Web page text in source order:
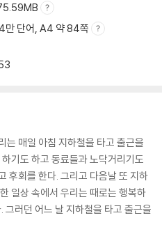
만 단어, A4 약 84쪽
는 매일 아침 지하철을 타고 출근을
기도 하고 동료들과 노닥거리기도
후회를 한다. 그리고 다음날 또 지하
일상 속에서 우리는 때로는 행복하
러던 어느 날 지하철을 타고 출근을